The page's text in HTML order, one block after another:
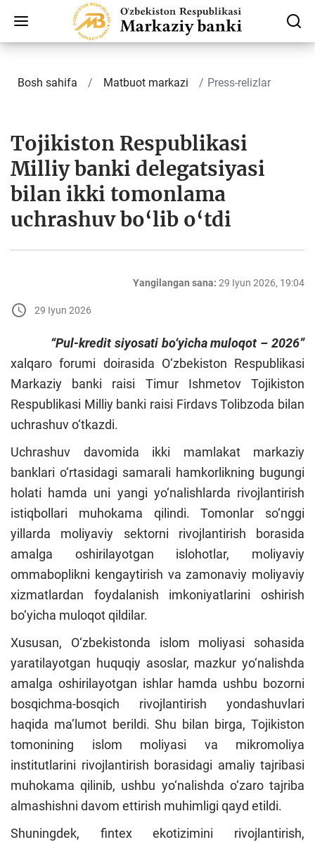
Bosh sahifa Matbuot markazi Press-relizlar
Tojikiston Respublikasi
Milliy banki delegatsiyasi
bilan ikki tomonlama
uchrashuv bo‘lib o‘tdi
Yangilangan sana: 29 Iyun 2026, 19:04
29 Iyun 2026
“Pul-kredit siyosati bo‘yicha muloqot – 2026”
xalqaro forumi doirasida O‘zbekiston Respublikasi
Markaziy banki raisi Timur Ishmetov Tojikiston
Respublikasi Milliy banki raisi Firdavs Tolibzoda bilan
uchrashuv o‘tkazdi.
Uchrashuv davomida ikki mamlakat markaziy
banklari o‘rtasidagi samarali hamkorlikning bugungi
holati hamda uni yangi yo‘nalishlarda rivojlantirish
istiqbollari muhokama qilindi. Tomonlar so‘nggi
yillarda moliyaviy sektorni rivojlantirish borasida
amalga oshirilayotgan islohotlar, moliyaviy
ommaboplikni kengaytirish va zamonaviy moliyaviy
xizmatlardan foydalanish imkoniyatlarini oshirish
bo‘yicha muloqot qildilar.
Xususan, O‘zbekistonda islom moliyasi sohasida
yaratilayotgan huquqiy asoslar, mazkur yo‘nalishda
amalga oshirilayotgan ishlar hamda ushbu bozorni
bosqichma-bosqich rivojlantirish yondashuvlari
haqida ma’lumot berildi. Shu bilan birga, Tojikiston
tomonining islom moliyasi va mikromoliya
institutlarini rivojlantirish borasidagi amaliy tajribasi
muhokama qilinib, ushbu yo‘nalishda o‘zaro tajriba
almashishni davom ettirish muhimligi qayd etildi.
Shuningdek, fintex ekotizimini rivojlantirish,